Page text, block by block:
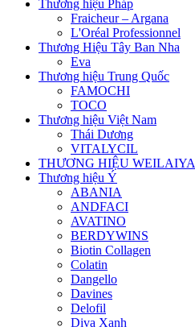
Thương hiệu Pháp
Fraicheur – Argana
L'Oréal Professionnel
Thương Hiệu Tây Ban Nha
Eva
Thương hiệu Trung Quốc
FAMOCHI
TOCO
Thương hiệu Việt Nam
Thái Dương
VITALYCIL
THƯƠNG HIỆU WEILAIYA
Thương hiệu Ý
ABANIA
ANDFACI
AVATINO
BERDYWINS
Biotin Collagen
Colatin
Dangello
Davines
Delofil
Diva Xanh